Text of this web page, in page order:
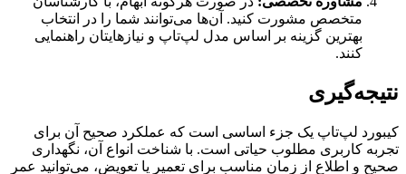
متخصص مشورت کنید. آن‌ها می‌توانند شما را در انتخاب
بهترین گزینه بر اساس مدل لپ‌تاپ و نیازهایتان راهنمایی
کنند.
نتیجه‌گیری
کیبورد لپ‌تاپ یک جزء اساسی است که عملکرد صحیح آن برای
تجربه کاربری مطلوب حیاتی است. با شناخت انواع آن، نگهداری
صحیح و اطلاع از زمان مناسب برای تعمیر یا تعویض، می‌توانید عمر